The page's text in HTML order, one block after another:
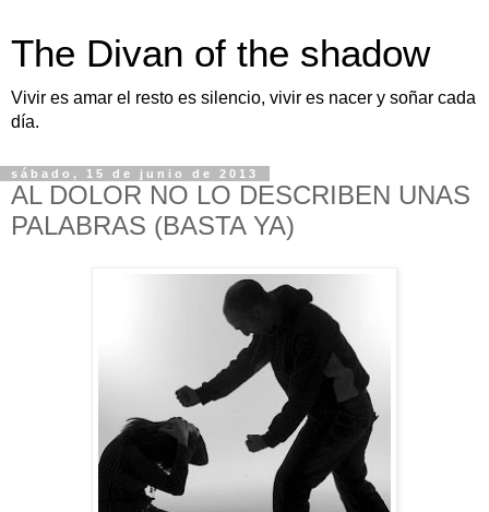
The Divan of the shadow
Vivir es amar el resto es silencio, vivir es nacer y soñar cada
día.
sábado, 15 de junio de 2013
AL DOLOR NO LO DESCRIBEN UNAS
PALABRAS (BASTA YA)